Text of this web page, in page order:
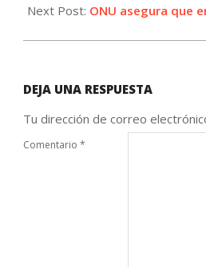
24
Next Post: ONU asegura que
DEJA UNA RESPUESTA
Tu dirección de correo
Comentario *